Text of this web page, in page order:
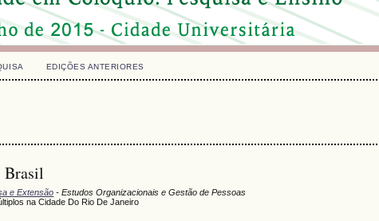
EDIÇÕES ANTERIORES
Brasil
e Extensão - Estudos Organizacionais e Gestão de Pessoas
na Cidade Do Rio De Janeiro